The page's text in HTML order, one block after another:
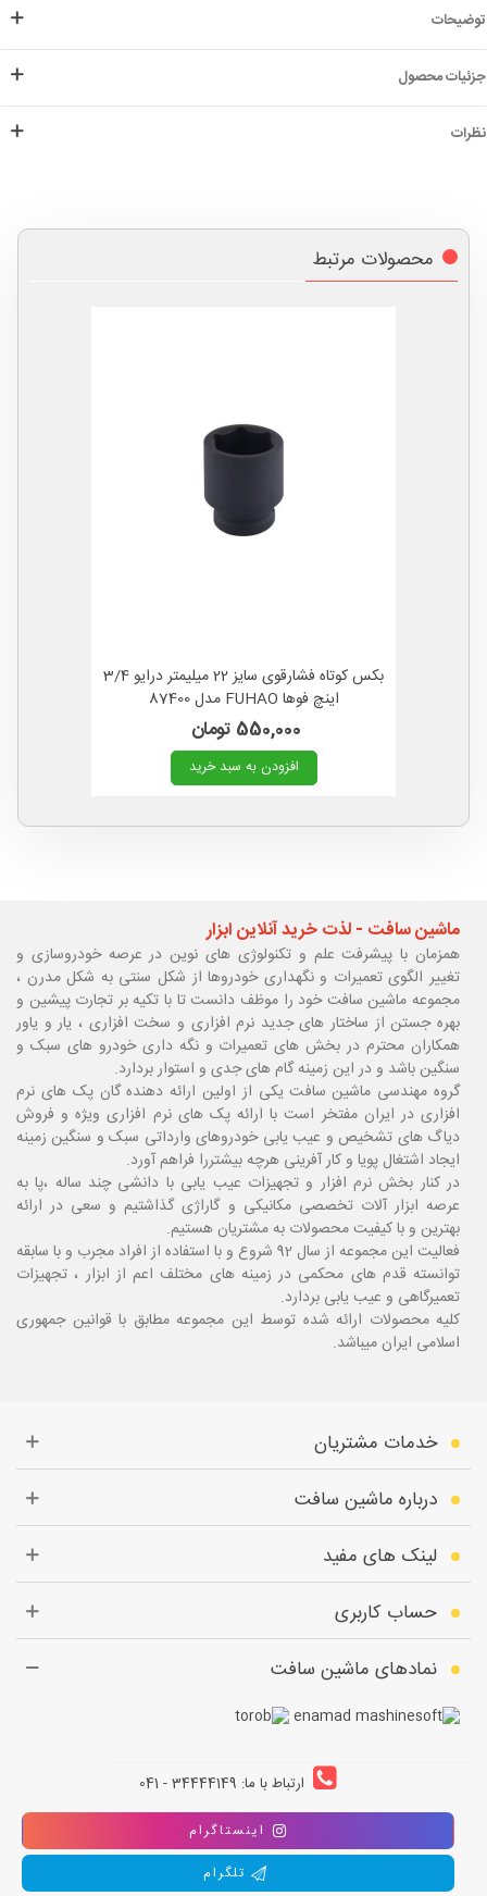
توضیحات
جزئیات محصول
نظرات
محصولات مرتبط
بکس کوتاه فشارقوی سایز 22 میلیمتر درایو 3/4
اینچ فوها FUHAO مدل 87400
550,000 تومان
افزودن به سبد خرید
ماشین سافت - لذت خرید آنلاین ابزار
همزمان با پیشرفت علم و تکنولوژی های نوین در عرصه خودروسازی و
تغییر الگوی تعمیرات و نگهداری خودروها از شکل سنتی به شکل مدرن ،
مجموعه ماشین سافت خود را موظف دانست تا با تکیه بر تجارت پیشین و
بهره جستن از ساختار های جدید نرم افزاری و سخت افزاری ، یار و یاور
همکاران محترم در بخش های تعمیرات و نگه داری خودرو های سبک و
سنگین باشد و در این زمینه گام های جدی و استوار بردارد.
گروه مهندسی ماشین سافت یکی از اولین ارائه دهنده گان پک های نرم
افزاری در ایران مفتخر است با ارائه پک های نرم افزاری ویژه و فروش
دیاگ های تشخیص و عیب یابی خودروهای وارداتی سبک و سنگین زمینه
ایجاد اشتغال پویا و کار آفرینی هرچه بیشتررا فراهم آورد.
در کنار بخش نرم افزار و تجهیزات عیب یابی با دانشی چند ساله ،پا به
عرصه ابزار آلات تخصصی مکانیکی و گاراژی گذاشتیم و سعی در ارائه
بهترین و با کیفیت محصولات به مشتریان هستیم.
فعالیت این مجموعه از سال 92 شروع و با استفاده از افراد مجرب و با سابقه
توانسته قدم های محکمی در زمینه های مختلف اعم از ابزار ، تجهیزات
تعمیرگاهی و عیب یابی بردارد.
کلیه محصولات ارائه شده توسط این مجموعه مطابق با قوانین جمهوری
اسلامی ایران میباشد.
خدمات مشتریان
درباره ماشین سافت
لینک های مفید
حساب کاربری
نمادهای ماشین سافت
ارتباط با ما: 34444149 - 041
اینستاگرام
تلگرام